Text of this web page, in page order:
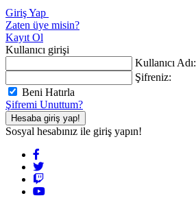
Giriş Yap
Zaten üye misin?
Kayıt Ol
Kullanıcı girişi
Kullanıcı Adı:
Şifreniz:
Beni Hatırla
Şifremi Unuttum?
Hesaba giriş yap!
Sosyal hesabınız ile giriş yapın!